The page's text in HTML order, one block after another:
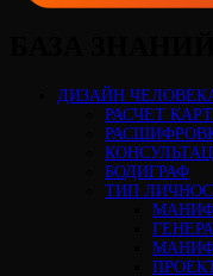
ДИЗАЙН
РАСЧЕТ
БОДИГРАФ
ТИП